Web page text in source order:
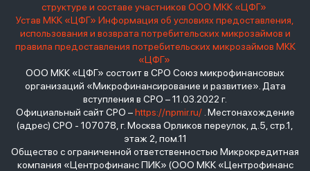
структуре и составе участников ООО МКК «ЦФГ»
Устав МКК «ЦФГ» Информация об условиях предоставления,
использования и возврата потребительских микрозаймов и
правила предоставления потребительских микрозаймов МКК
«ЦФГ»
ООО МКК «ЦФГ» состоит в СРО Союз микрофинансовых
организаций «Микрофинансирование и развитие». Дата
вступления в СРО – 11.03.2022 г.
Официальный сайт СРО –https://npmir.ru/. Местонахождение
(адрес) СРО - 107078, г. Москва Орликов переулок, д.5, стр.1,
этаж 2, пом.11
Общество с ограниченной ответственностью Микрокредитная
компания «Центрофинанс ПИК» (ООО МКК «Центрофинанс